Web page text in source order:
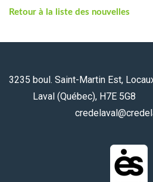
Retour à la liste des nouvelles
3235 boul. Saint-Martin
Laval (Québec), H7E